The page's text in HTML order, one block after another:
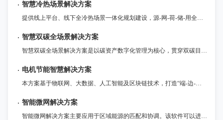
智慧冷热场景解决方案
提供线上平台、线下全冷热场景一体化规划建设，源-网-荷-储-用全环节参与、多能互补应用、横向纵向一体化协调运营的整体解决方案。
智慧双碳全场景解决方案
智慧双碳全场景解决方案是以碳资产数字化管理为核心，贯穿双碳目标规划、减碳路径实施的全流程服务体系，通过物联网、大数据、AI等数字化技术深度融合，赋能企业实现数字化可持续建设与绿色转型。
电机节能智慧解决方案
本方案基于物联网、大数据、人工智能及区块链技术，打造“端-边-云”协同的电机智慧节能体系，为用户提供安全、智能、高效的电机节能数字化服务。
智能微网解决方案
智能微网解决方案主要应用于区域能源的匹配和协调。该软件可以进行智能配电和储能调度，实现对微电网的全面监控和管理。同时，该软件提供了强大的数据分析和预测功能，帮助用户制定更加科学合理的能源规划和调度方案。海微网—智能微网是建设智慧城市的重要工具，对提高城市能源利用效率和减少环境污染具有重要意义。